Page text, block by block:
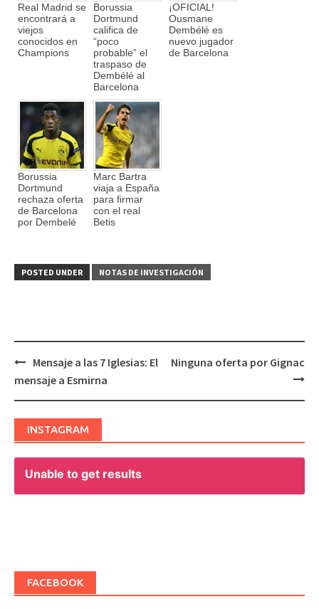
Real Madrid se
encontrará a
viejos
conocidos en
Champions
Borussia
Dortmund
califica de
“poco
probable” el
traspaso de
Dembélé al
Barcelona
¡OFICIAL!
Ousmane
Dembélé es
nuevo jugador
de Barcelona
Borussia
Dortmund
rechaza oferta
de Barcelona
por Dembelé
Marc Bartra
viaja a España
para firmar
con el real
Betis
POSTED UNDER NOTAS DE INVESTIGACIÓN
Post
navigation
Mensaje a las 7 Iglesias: El
mensaje a Esmirna
Ninguna oferta por Gignac
INSTAGRAM
Unable to get results
FACEBOOK